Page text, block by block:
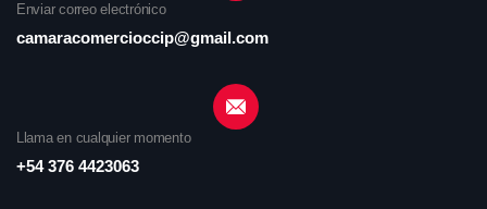
Enviar correo electrónico
camaracomercioccip@gmail.com
Llama en cualquier momento
+54 376 4423063